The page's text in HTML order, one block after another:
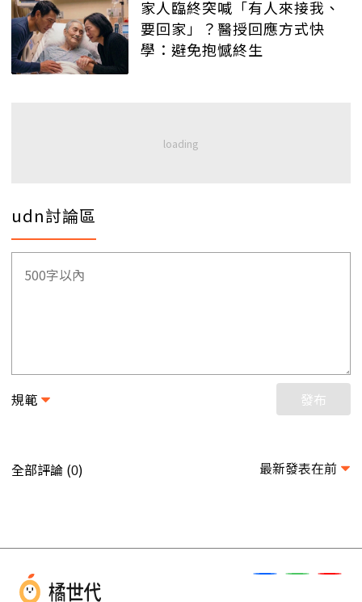
家人臨終突喊「有人來接我、
要回家」？醫授回應方式快
學：避免抱憾終生
udn討論區
規範 發布
全部評論 (0) 最新發表在前